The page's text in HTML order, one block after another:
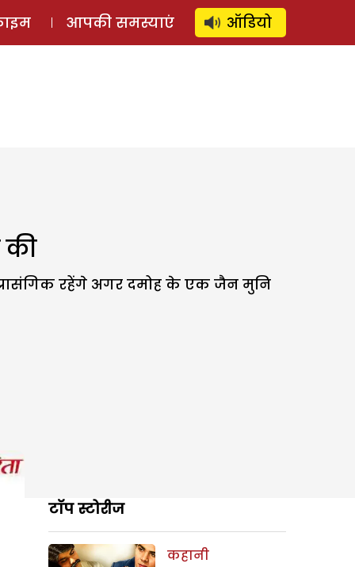
लॉग इन ⚲ SUBSCRIBE
आपकी समस्याएं ऑडियो
रहेंगे अगर दमोह के एक जैन मुनि
टॉप स्टोरीज
कहानी